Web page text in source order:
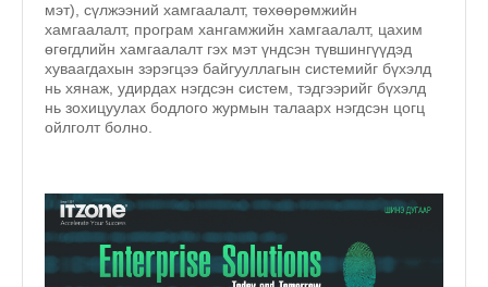
мэт), сүлжээний хамгаалалт, төхөөрөмжийн
хамгаалалт, програм хангамжийн хамгаалалт, цахим
өгөгдлийн хамгаалалт гэх мэт үндсэн түвшингүүдэд
хуваагдахын зэрэгцээ байгууллагын системийг бүхэлд
нь хянаж, удирдах нэгдсэн систем, тэдгээрийг бүхэлд
нь зохицуулах бодлого журмын талаарх нэгдсэн цогц
ойлголт болно.